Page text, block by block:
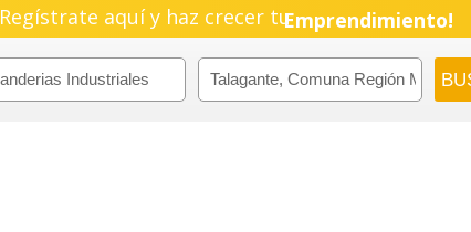
Regístrate aquí y haz crecer tuPyme!